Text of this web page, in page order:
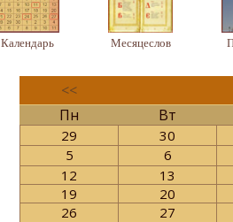
Календарь Месяцеслов
<<
Пн
Вт
29 30
5
6
12
13
19
20
26
27